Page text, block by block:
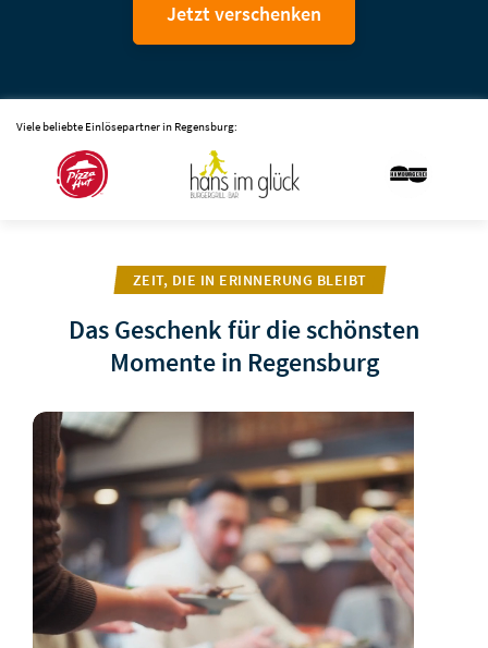
Jetzt verschenken
Viele beliebte Einlösepartner in Regensburg:
ZEIT, DIE IN ERINNERUNG BLEIBT
Das Geschenk für die schönsten
Momente in Regensburg